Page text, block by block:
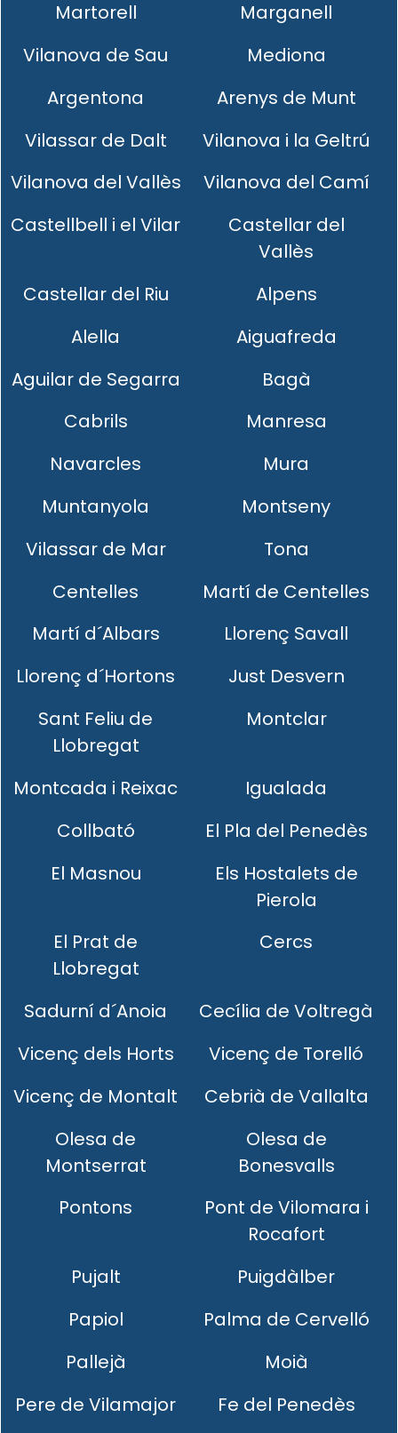
Martorell
Marganell
Vilanova de Sau
Mediona
Argentona
Arenys de Munt
Vilassar de Dalt
Vilanova i la Geltrú
Vilanova del Vallès
Vilanova del Camí
Castellbell i el Vilar
Castellar del
Vallès
Castellar del Riu
Alpens
Alella
Aiguafreda
Aguilar de Segarra
Bagà
Cabrils
Manresa
Navarcles
Mura
Muntanyola
Montseny
Vilassar de Mar
Tona
Centelles
Martí de Centelles
Martí d´Albars
Llorenç Savall
Llorenç d´Hortons
Just Desvern
Sant Feliu de
Llobregat
Montclar
Montcada i Reixac
Igualada
Collbató
El Pla del Penedès
El Masnou
Els Hostalets de
Pierola
El Prat de
Llobregat
Cercs
Sadurní d´Anoia
Cecília de Voltregà
Vicenç dels Horts
Vicenç de Torelló
Vicenç de Montalt
Cebrià de Vallalta
Olesa de
Montserrat
Olesa de
Bonesvalls
Pontons
Pont de Vilomara i
Rocafort
Pujalt
Puigdàlber
Papiol
Palma de Cervelló
Pallejà
Moià
Pere de Vilamajor
Fe del Penedès